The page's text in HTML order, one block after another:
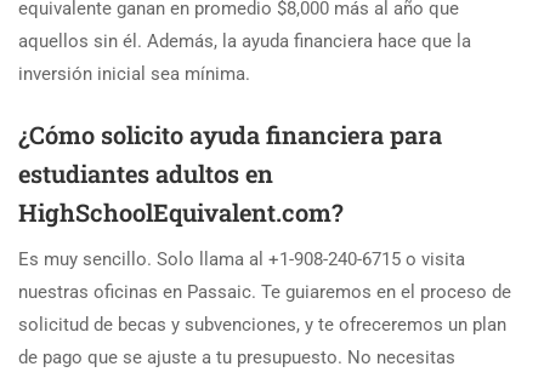
equivalente ganan en promedio $8,000 más al año que
aquellos sin él. Además, la ayuda financiera hace que la
inversión inicial sea mínima.
¿Cómo solicito ayuda financiera para
estudiantes adultos en
HighSchoolEquivalent.com?
Es muy sencillo. Solo llama al +1-908-240-6715 o visita
nuestras oficinas en Passaic. Te guiaremos en el proceso de
solicitud de becas y subvenciones, y te ofreceremos un plan
de pago que se ajuste a tu presupuesto. No necesitas